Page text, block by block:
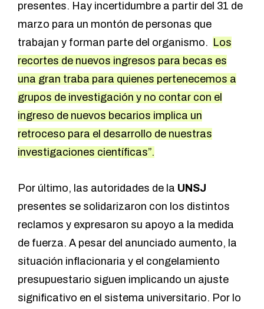
presentes. Hay incertidumbre a partir del 31 de
marzo para un montón de personas que
trabajan y forman parte del organismo. Los
recortes de nuevos ingresos para becas es
una gran traba para quienes pertenecemos a
grupos de investigación y no contar con el
ingreso de nuevos becarios implica un
retroceso para el desarrollo de nuestras
investigaciones científicas”.
Por último, las autoridades de la UNSJ
presentes se solidarizaron con los distintos
reclamos y expresaron su apoyo a la medida
de fuerza. A pesar del anunciado aumento, la
situación inflacionaria y el congelamiento
presupuestario siguen implicando un ajuste
significativo en el sistema universitario. Por lo